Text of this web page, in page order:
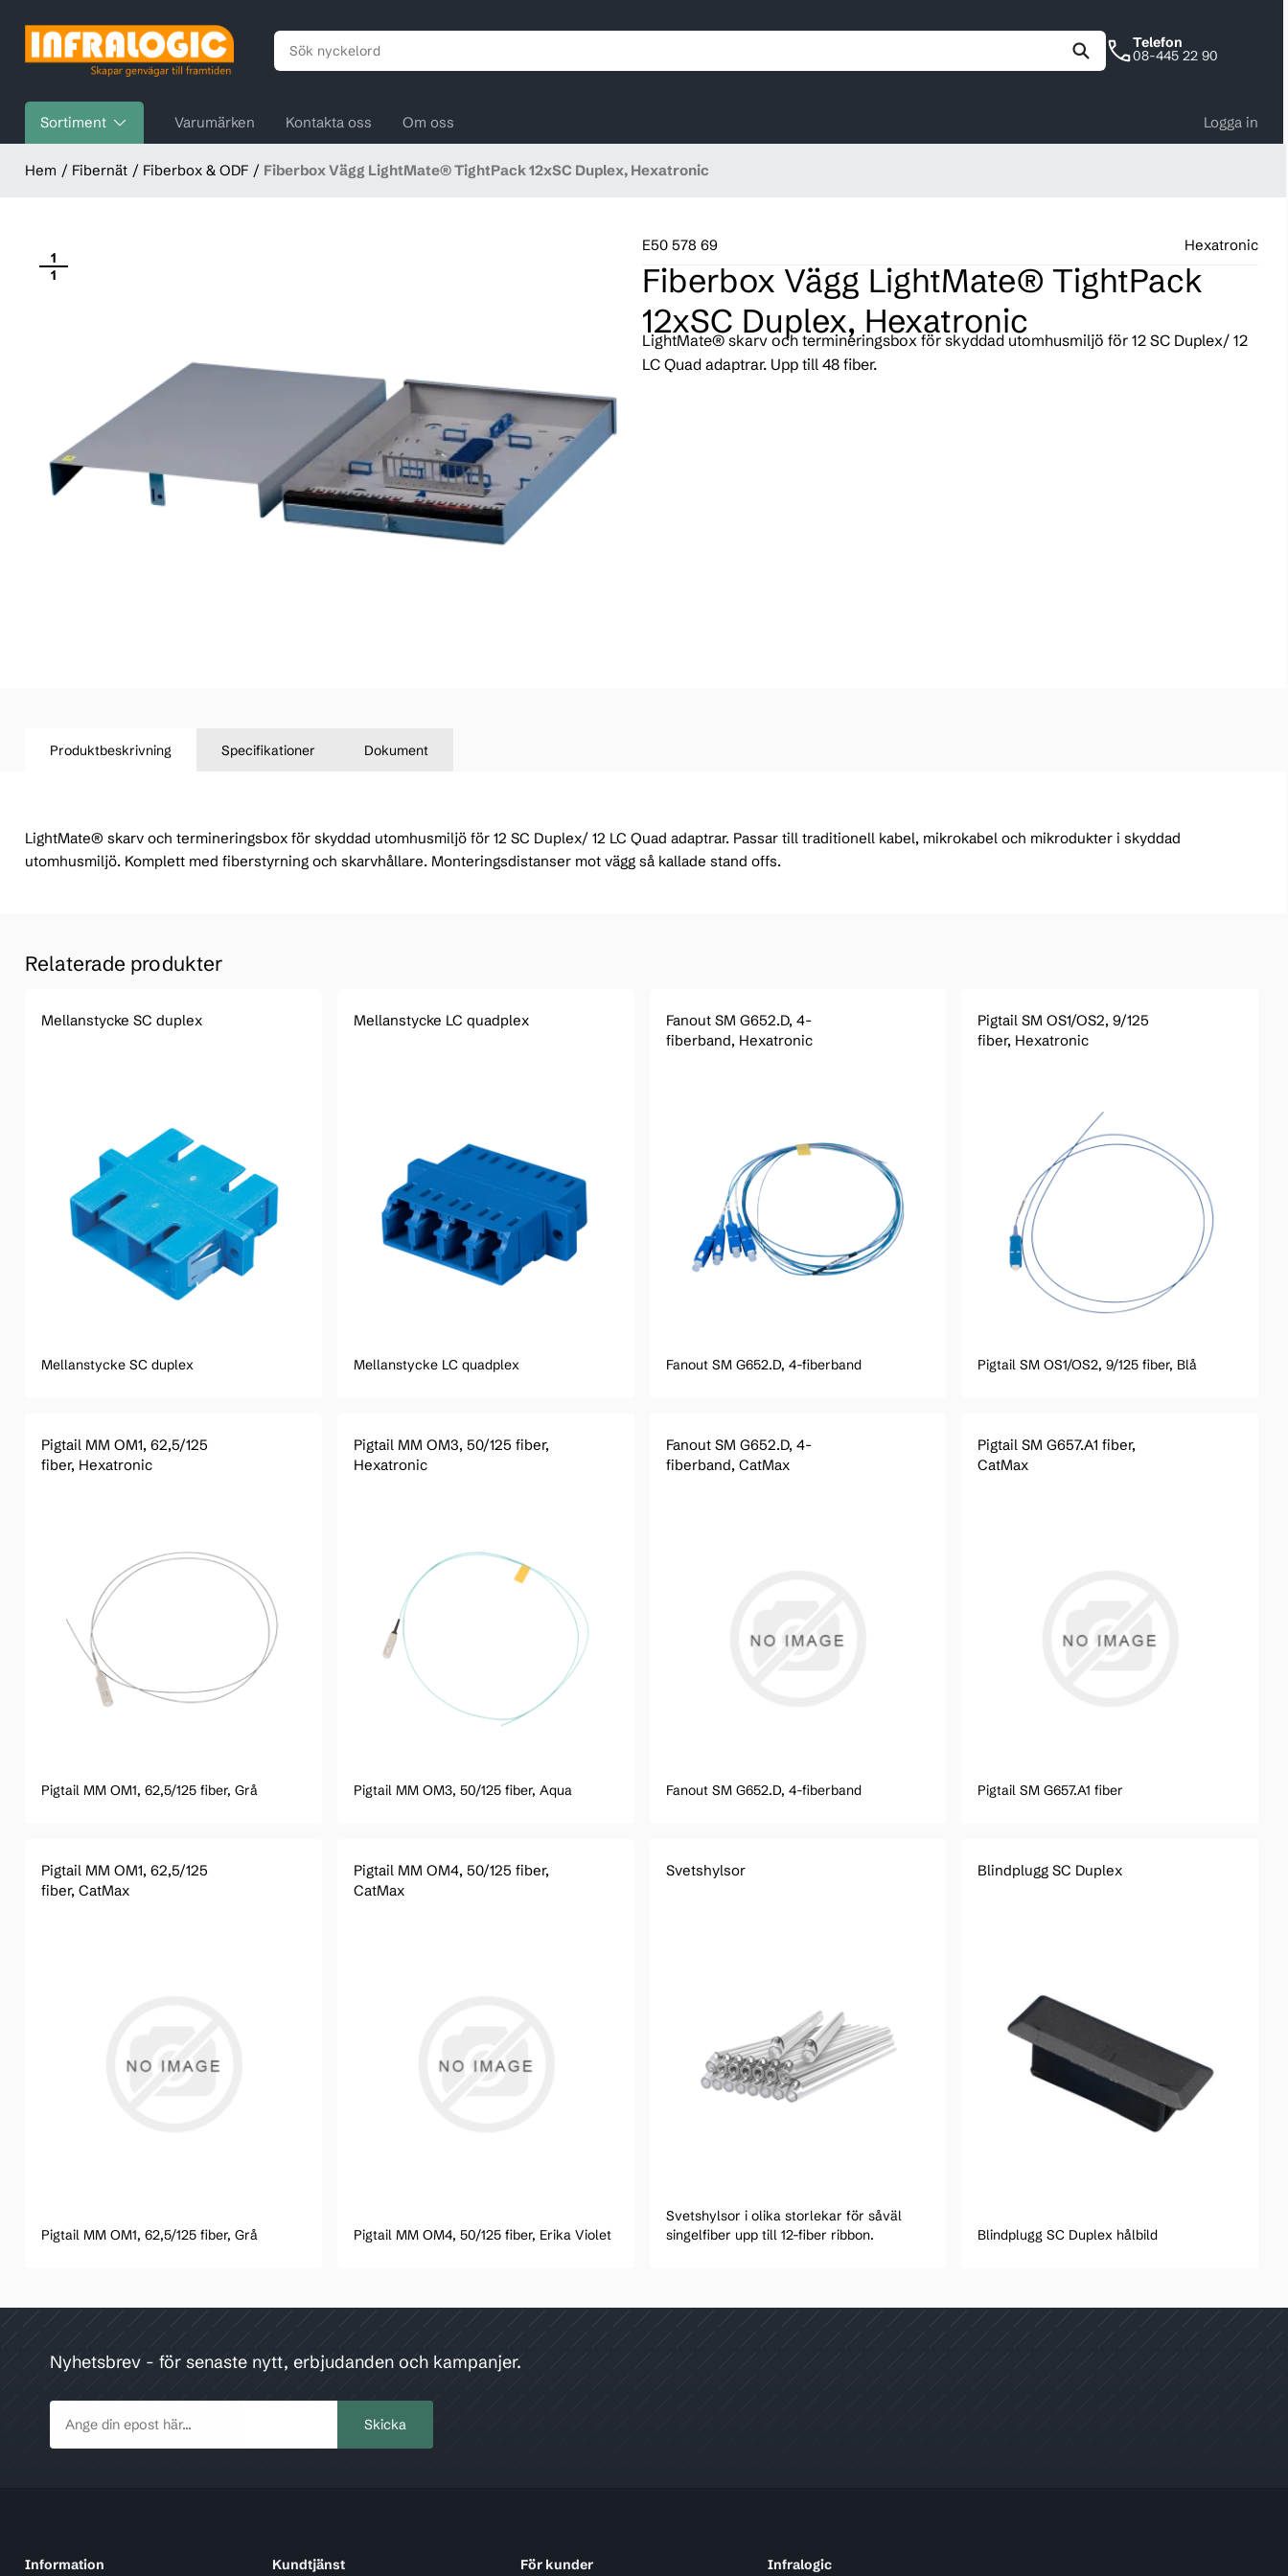
Telefon
08-445 22 90
Sortiment Varumärken Kontakta oss Om oss Logga in
Hem Fibernät Fiberbox & ODF Fiberbox Vägg LightMate® TightPack 12xSC Duplex, Hexatronic
1
1
E50 578 69 Hexatronic
Fiberbox Vägg LightMate® TightPack
12xSC Duplex, Hexatronic
LightMate® skarv och termineringsbox för skyddad utomhusmiljö för 12 SC Duplex/ 12
LC Quad adaptrar. Upp till 48 fiber.
Produktbeskrivning Specifikationer Dokument
LightMate® skarv och termineringsbox för skyddad utomhusmiljö för 12 SC Duplex/ 12 LC Quad adaptrar. Passar till traditionell kabel, mikrokabel och mikrodukter i skyddad
utomhusmiljö. Komplett med fiberstyrning och skarvhållare. Monteringsdistanser mot vägg så kallade stand offs.
Relaterade produkter
Mellanstycke SC duplex
Mellanstycke SC duplex
Mellanstycke LC quadplex
Mellanstycke LC quadplex
Fanout SM G652.D, 4-
fiberband, Hexatronic
Fanout SM G652.D, 4-fiberband
Pigtail SM OS1/OS2, 9/125
fiber, Hexatronic
Pigtail SM OS1/OS2, 9/125 fiber, Blå
Pigtail MM OM1, 62,5/125
fiber, Hexatronic
Pigtail MM OM1, 62,5/125 fiber, Grå
Pigtail MM OM3, 50/125 fiber,
Hexatronic
Pigtail MM OM3, 50/125 fiber, Aqua
Fanout SM G652.D, 4-
fiberband, CatMax
Fanout SM G652.D, 4-fiberband
Pigtail SM G657.A1 fiber,
CatMax
Pigtail SM G657.A1 fiber
Pigtail MM OM1, 62,5/125
fiber, CatMax
Pigtail MM OM1, 62,5/125 fiber, Grå
Pigtail MM OM4, 50/125 fiber,
CatMax
Pigtail MM OM4, 50/125 fiber, Erika Violet
Svetshylsor
Svetshylsor i olika storlekar för såväl
singelfiber upp till 12-fiber ribbon.
Blindplugg SC Duplex
Blindplugg SC Duplex hålbild
Nyhetsbrev - för senaste nytt, erbjudanden och kampanjer.
Infralogic
Information Kundtjänst För kunder